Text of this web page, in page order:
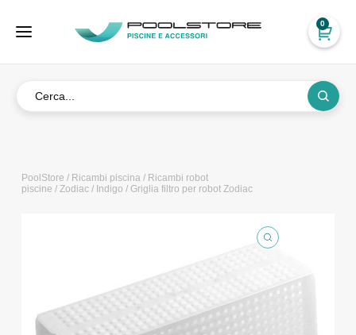
0
PoolStore / Ricambi piscina/ Ricambi robot
piscine / Zodiac/ Indigo / Griglia filtro per robot Zodiac